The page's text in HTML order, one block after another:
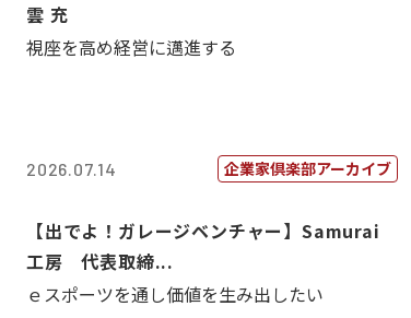
雲 充
視座を高め経営に邁進する
2026.07.14 企業家倶楽部アーカイブ
【出でよ！ガレージベンチャー】Samurai
工房 代表取締...
ｅスポーツを通し価値を生み出したい